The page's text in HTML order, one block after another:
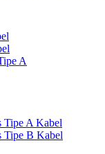
A
Tipe A Kabel
Tipe B Kabel